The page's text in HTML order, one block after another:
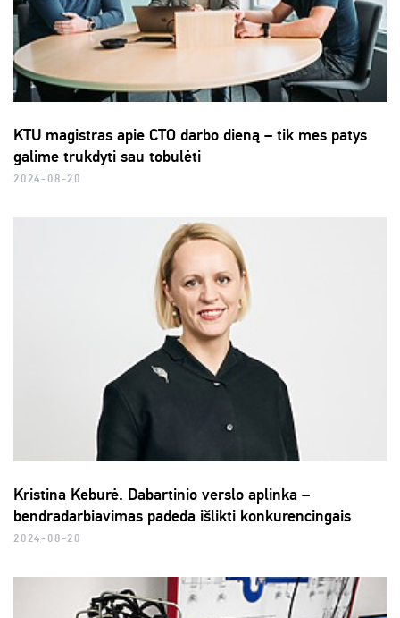
KTU magistras apie CTO darbo dieną – tik mes patys
galime trukdyti sau tobulėti
2024-08-20
Kristina Keburė. Dabartinio verslo aplinka –
bendradarbiavimas padeda išlikti konkurencingais
2024-08-20